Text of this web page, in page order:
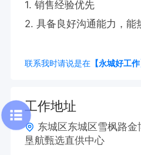
1. 销售经验优先
2. 具备良好沟通能力，能
联系我时请说是在【永城好工作
工作地址
东城区东城区雪枫路
垦航甄选直供中心